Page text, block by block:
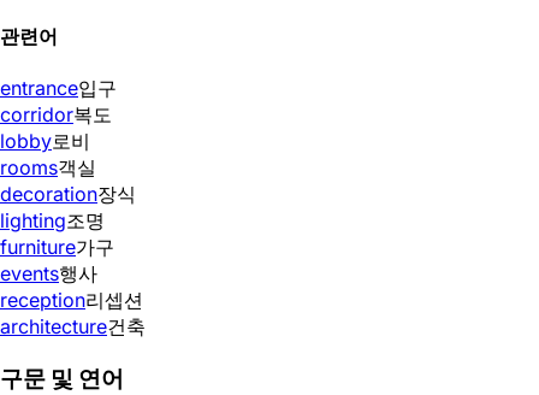
관련어
entrance입구
corridor복도
lobby로비
rooms객실
decoration장식
lighting조명
furniture가구
events행사
reception리셉션
architecture건축
구문 및 연어